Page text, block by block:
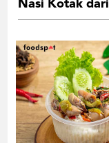
Nasi Kotak